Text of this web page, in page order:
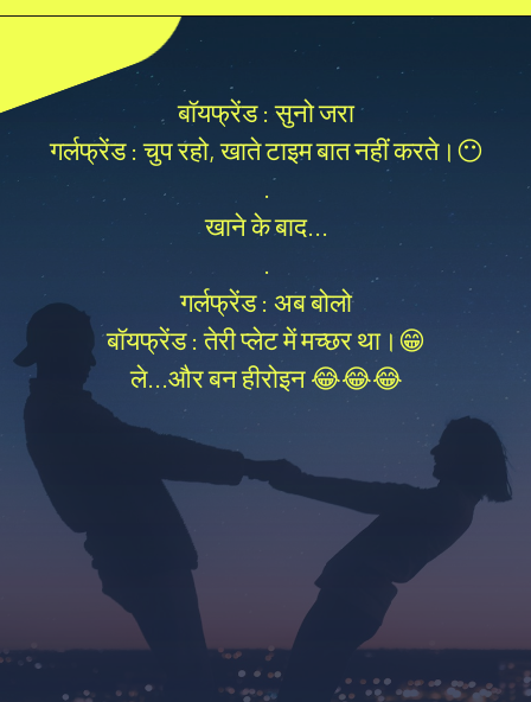
बॉयफ्रेंड : सुनो जरा
गर्लफ्रेंड : चुप रहो, खाते टाइम बात नहीं करते।😶
.
खाने के बाद...
.
गर्लफ्रेंड : अब बोलो
बॉयफ्रेंड : तेरी प्लेट में मच्छर था।😁
ले...और बन हीरोइन 😂😂😂